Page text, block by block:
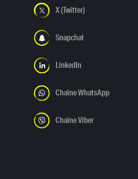
X (Twitter)
Snapchat
LinkedIn
Chaîne WhatsApp
Chaîne Viber